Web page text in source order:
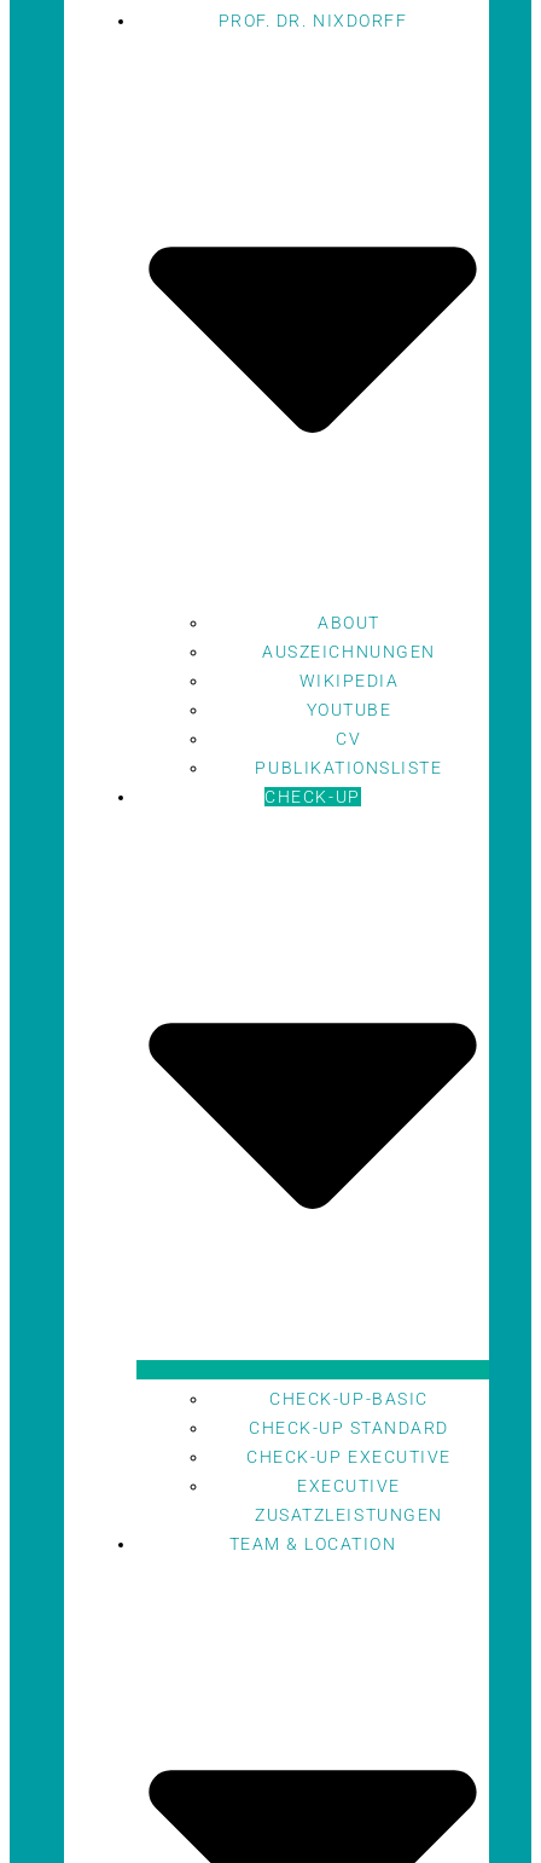
PROF. DR. NIXDORFF
ABOUT
AUSZEICHNUNGEN
WIKIPEDIA
YOUTUBE
CV
PUBLIKATIONSLISTE
CHECK-UP
CHECK-UP-BASIC
CHECK-UP STANDARD
CHECK-UP EXECUTIVE
EXECUTIVE
ZUSATZLEISTUNGEN
TEAM & LOCATION